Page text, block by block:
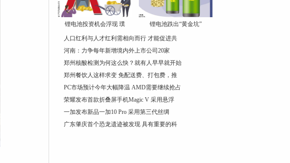
锂电池投资机会浮现 璞 锂电池跌出“黄金坑”
人口红利与人才红利需相向而行 才能促进共
河南：力争每年新增境内外上市公司20家
郑州核酸检测为何这么快？就有人早早就开始
郑州餐饮人这样求变 免配送费、打包费，推
PC市场预计今年大幅降温 AMD需要继续抢占
荣耀发布首款折叠屏手机Magic V 采用悬浮
一加发布新品一加10 Pro 采用第三代丝绸
广东肇庆首个恐龙遗迹被发现 具有重要的科